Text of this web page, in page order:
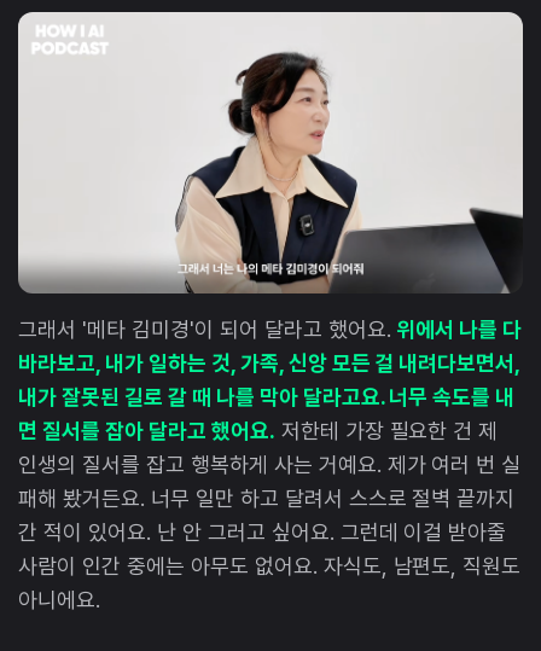
그래서 '메타 김미경'이 되어 달라고 했어요. 위에서 나를 다
바라보고, 내가 일하는 것, 가족, 신앙 모든 걸 내려다보면서,
내가 잘못된 길로 갈 때 나를 막아 달라고요. 너무 속도를 내
면 질서를 잡아 달라고 했어요. 저한테 가장 필요한 건 제
인생의 질서를 잡고 행복하게 사는 거예요. 제가 여러 번 실
패해 봤거든요. 너무 일만 하고 달려서 스스로 절벽 끝까지
간 적이 있어요. 난 안 그러고 싶어요. 그런데 이걸 받아줄
사람이 인간 중에는 아무도 없어요. 자식도, 남편도, 직원도
아니에요.